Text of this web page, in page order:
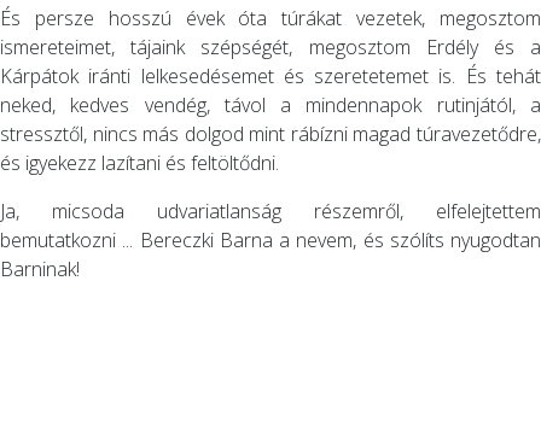
És persze hosszú évek óta túrákat vezetek, megosztom
ismereteimet, tájaink szépségét, megosztom Erdély és a
Kárpátok iránti lelkesedésemet és szeretetemet is. És tehát
neked, kedves vendég, távol a mindennapok rutinjától, a
stressztől, nincs más dolgod mint rábízni magad túravezetődre,
és igyekezz lazítani és feltöltődni.
Ja, micsoda udvariatlanság részemről, elfelejtettem
bemutatkozni ... Bereczki Barna a nevem, és szólíts nyugodtan
Barninak!